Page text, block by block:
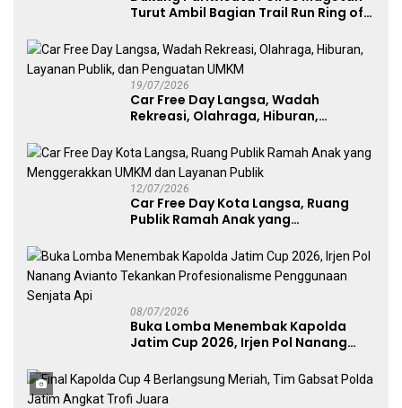
Turut Ambil Bagian Trail Run Ring of
19/07/2026
Car Free Day Langsa, Wadah
Rekreasi, Olahraga, Hiburan,
UMKM
12/07/2026
Car Free Day Kota Langsa, Ruang
Publik Ramah Anak yang
Publik
08/07/2026
Buka Lomba Menembak Kapolda
Jatim Cup 2026, Irjen Pol Nanang
Penggunaan Senjata Api